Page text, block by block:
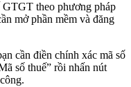
GTGT theo phương pháp
mở phần mềm và đăng
cần điền chính xác mã số
số thuế” rồi nhấn nút